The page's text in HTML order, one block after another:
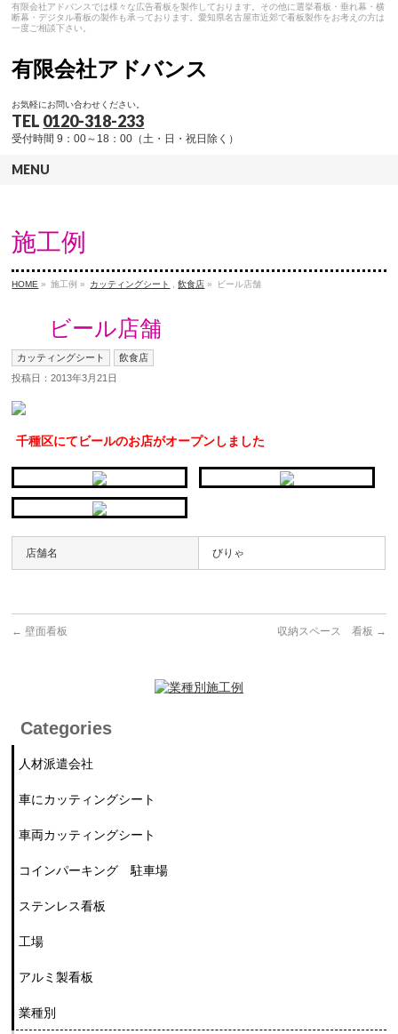
有限会社アドバンスでは様々な広告看板を製作しております。その他に選挙看板・垂れ幕・横
断幕・デジタル看板の製作も承っております。愛知県名古屋市近郊で看板製作をお考えの方は
一度ご相談下さい。
有限会社アドバンス
お気軽にお問い合わせください。
TEL 0120-318-233
受付時間 9：00～18：00（土・日・祝日除く）
MENU
施工例
HOME » 施工例 » カッティングシート ,飲食店 » ビール店舗
ビール店舗
カッティングシート
飲食店
投稿日：2013年3月21日
千種区にてビールのお店がオープンしました
店舗名 びりゃ
← 壁面看板 収納スペース 看板 →
Categories
人材派遣会社
車にカッティングシート
車両カッティングシート
コインパーキング 駐車場
ステンレス看板
工場
アルミ製看板
業種別